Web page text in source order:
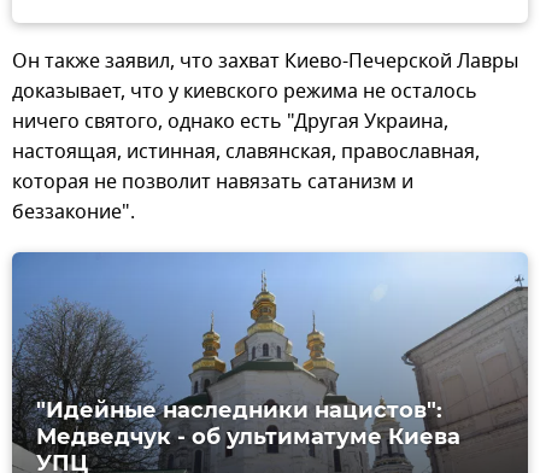
Он также заявил, что захват Киево-Печерской Лавры
доказывает, что у киевского режима не осталось
ничего святого, однако есть "Другая Украина,
настоящая, истинная, славянская, православная,
которая не позволит навязать сатанизм и
беззаконие".
"Идейные наследники нацистов":
Медведчук - об ультиматуме Киева
УПЦ